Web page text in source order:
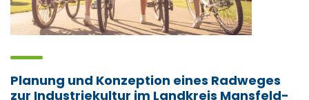
Planung und Konzeption eines Radweges
zur Industriekultur im Landkreis Mansfeld-